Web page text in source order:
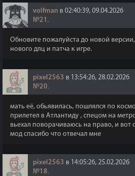
volfman в 02:40:39, 09.04.2026
№21 ,
Обновите пожалуйста до новой
нового длц и патча к игре.
pixel2563 в 13:54:26, 28.02.2026
№20,
мать её, обьявилась, пошлялся по
прилетел в Атлантиду , спецом на
вьехал поворачиваюсь на право, и вот
мод спасибо что отвечал мне
pixel2563 в 14:05:26, 25.02.2026
№18,